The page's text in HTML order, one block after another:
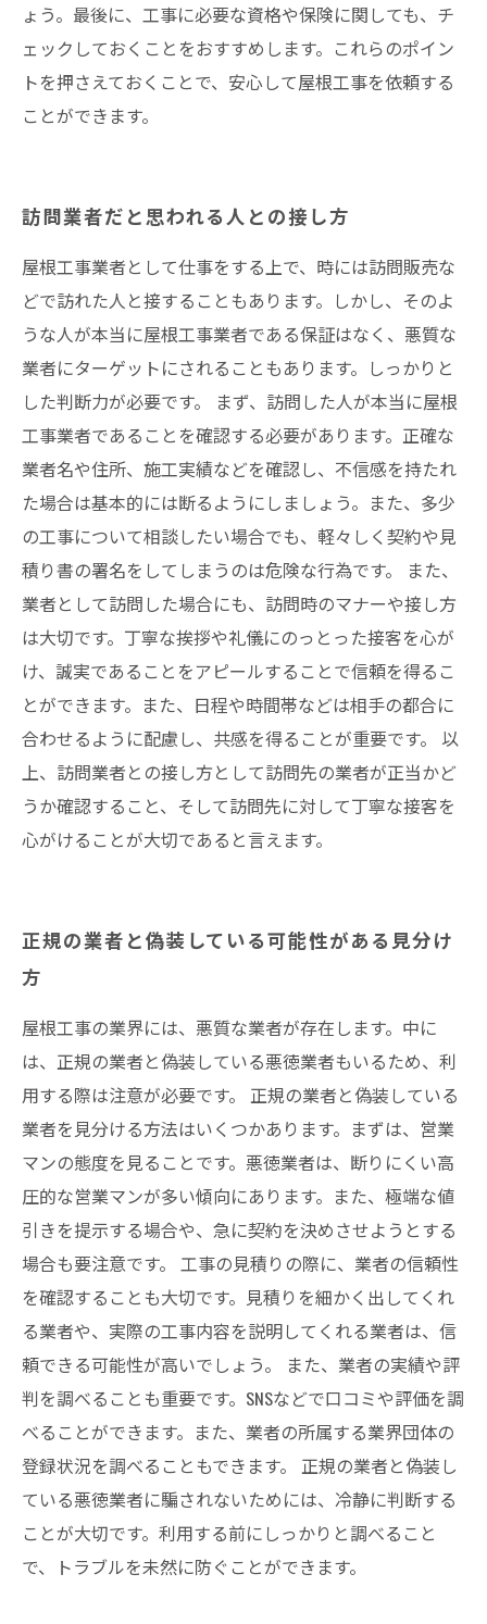
ょう。最後に、工事に必要な資格や保険に関しても、チ
ェックしておくことをおすすめします。これらのポイン
トを押さえておくことで、安心して屋根工事を依頼する
ことができます。
訪問業者だと思われる人との接し方
屋根工事業者として仕事をする上で、時には訪問販売な
どで訪れた人と接することもあります。しかし、そのよ
うな人が本当に屋根工事業者である保証はなく、悪質な
業者にターゲットにされることもあります。しっかりと
した判断力が必要です。 まず、訪問した人が本当に屋根
工事業者であることを確認する必要があります。正確な
業者名や住所、施工実績などを確認し、不信感を持たれ
た場合は基本的には断るようにしましょう。また、多少
の工事について相談したい場合でも、軽々しく契約や見
積り書の署名をしてしまうのは危険な行為です。 また、
業者として訪問した場合にも、訪問時のマナーや接し方
は大切です。丁寧な挨拶や礼儀にのっとった接客を心が
け、誠実であることをアピールすることで信頼を得るこ
とができます。また、日程や時間帯などは相手の都合に
合わせるように配慮し、共感を得ることが重要です。 以
上、訪問業者との接し方として訪問先の業者が正当かど
うか確認すること、そして訪問先に対して丁寧な接客を
心がけることが大切であると言えます。
正規の業者と偽装している可能性がある見分け
方
屋根工事の業界には、悪質な業者が存在します。中に
は、正規の業者と偽装している悪徳業者もいるため、利
用する際は注意が必要です。 正規の業者と偽装している
業者を見分ける方法はいくつかあります。まずは、営業
マンの態度を見ることです。悪徳業者は、断りにくい高
圧的な営業マンが多い傾向にあります。また、極端な値
引きを提示する場合や、急に契約を決めさせようとする
場合も要注意です。 工事の見積りの際に、業者の信頼性
を確認することも大切です。見積りを細かく出してくれ
る業者や、実際の工事内容を説明してくれる業者は、信
頼できる可能性が高いでしょう。 また、業者の実績や評
判を調べることも重要です。SNSなどで口コミや評価を調
べることができます。また、業者の所属する業界団体の
登録状況を調べることもできます。 正規の業者と偽装し
ている悪徳業者に騙されないためには、冷静に判断する
ことが大切です。利用する前にしっかりと調べること
で、トラブルを未然に防ぐことができます。